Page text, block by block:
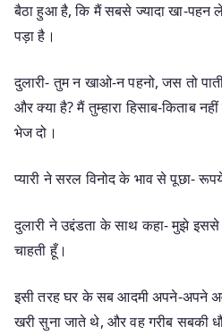
बैठा हुआ है, कि मैं सबसे ज्यादा खा-पहन
पड़ा है।
दुलारी- तुम न खाओ-न पहनो, जस तो
और क्या है? मैं तुम्हारा हिसाब-किताब
भेज दो।
प्यारी ने सरल विनोद के भाव से पूछा-
दुलारी ने उद्दंडता के साथ कहा- मुझे
चाहती हूँ।
इसी तरह घर के सब आदमी अपने-अपने
खरी सुना जाते थे, और वह गरीब सबकी